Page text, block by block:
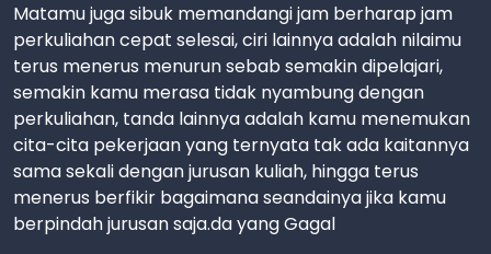
Matamu juga sibuk memandangi jam berharap jam
perkuliahan cepat selesai, ciri lainnya adalah nilaimu
terus menerus menurun sebab semakin dipelajari,
semakin kamu merasa tidak nyambung dengan
perkuliahan, tanda lainnya adalah kamu menemukan
cita-cita pekerjaan yang ternyata tak ada kaitannya
sama sekali dengan jurusan kuliah, hingga terus
menerus berfikir bagaimana seandainya jika kamu
berpindah jurusan saja.da yang Gagal